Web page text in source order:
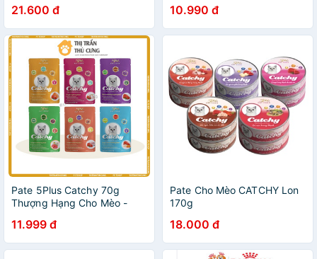
21.600 đ 10.990 đ
Pate 5Plus Catchy 70g
Thượng Hạng Cho Mèo -
11.999 đ
Pate Cho Mèo CATCHY Lon
170g
18.000 đ